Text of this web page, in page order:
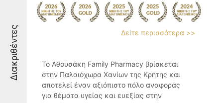
Διακριθέντες Δείτε περισσότερα >>
Το Αθουσάκη Family Pharmacy βρίσκεται
στην Παλαιόχωρα Χανίων της Κρήτης και
αποτελεί έναν αξιόπιστο πόλο αναφοράς
για θέματα υγείας και ευεξίας στην